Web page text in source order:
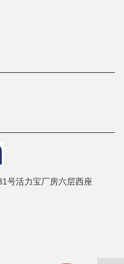
号活力宝厂房六层西座